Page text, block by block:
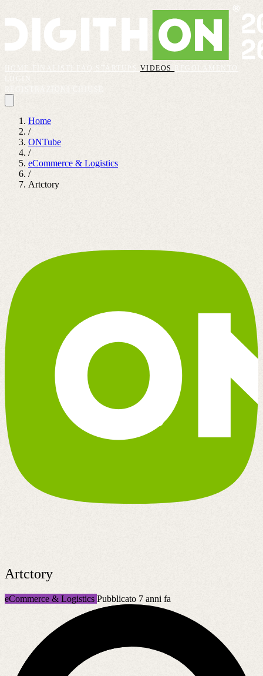
VIDEOS
REGOLAMENTO
Home
/
ONTube
/
eCommerce & Logistics
/
Artctory
Artctory
eCommerce & Logistics Pubblicato 7 anni fa